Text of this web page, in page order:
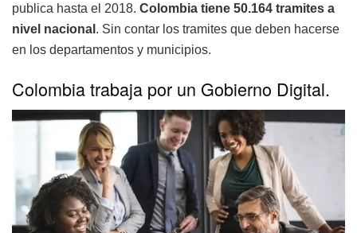
publica hasta el 2018. Colombia tiene 50.164 tramites a
nivel nacional . Sin contar los tramites que deben hacerse
en los departamentos y municipios.
Colombia trabaja por un Gobierno Digital.